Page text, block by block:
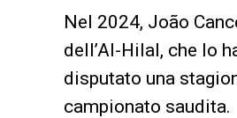
Nel 2024, João
dell’Al-Hilal, che lo
disputato una
campionato saudita.